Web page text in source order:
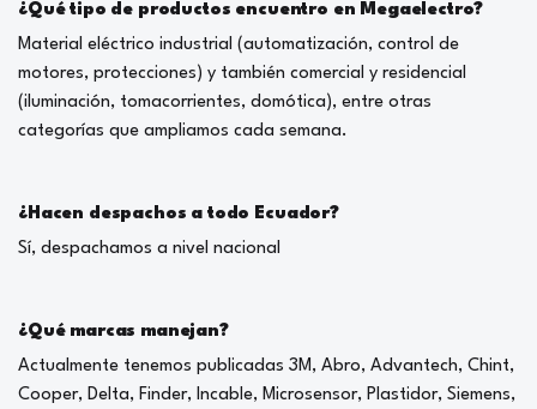
¿Qué tipo de productos encuentro en Megaelectro?
Material eléctrico industrial (automatización, control de
motores, protecciones) y también comercial y residencial
(iluminación, tomacorrientes, domótica), entre otras
categorías que ampliamos cada semana.
¿Hacen despachos a todo Ecuador?
Sí, despachamos a nivel nacional
¿Qué marcas manejan?
Actualmente tenemos publicadas 3M, Abro, Advantech, Chint,
Cooper, Delta, Finder, Incable, Microsensor, Plastidor, Siemens,